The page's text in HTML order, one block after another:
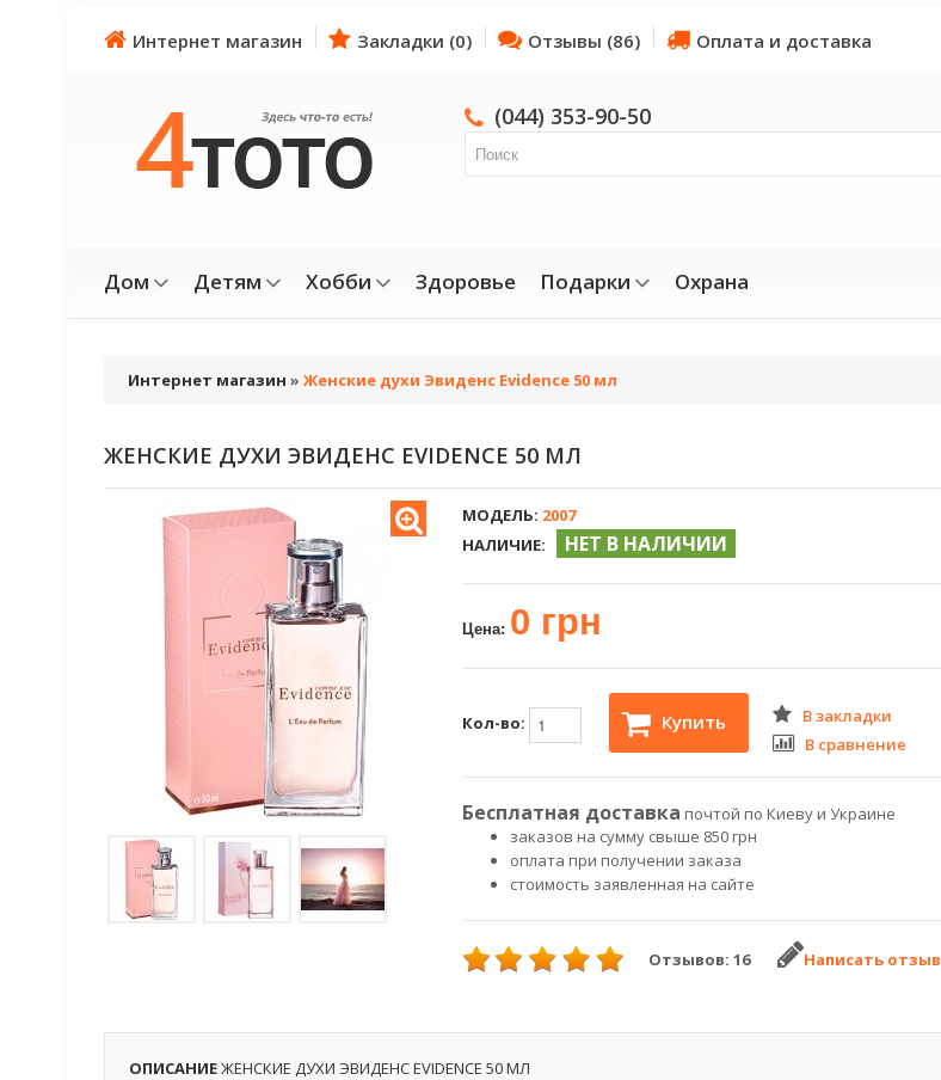
Интернет магазин Закладки (0) Отзывы (86) Оплата и доставка
(044) 353-90-50
Дом Детям Хобби Здоровье Подарки Охрана
Интернет магазин » Женские духи Эвиденс Evidence 50 мл
ЖЕНСКИЕ ДУХИ ЭВИДЕНС EVIDENCE 50 МЛ
МОДЕЛЬ: 2007
НАЛИЧИЕ:
НЕТ В НАЛИЧИИ
Цена: 0 грн
Кол-во: Купить
В закладки
В сравнение
Бесплатная доставка почтой по Киеву и Украине
заказов на сумму свыше 850 грн
оплата при получении заказа
стоимость заявленная на сайте
Отзывов: 16 Написать отзыв
ОПИСАНИЕЖЕНСКИЕ ДУХИ ЭВИДЕНС EVIDENCE 50 МЛ